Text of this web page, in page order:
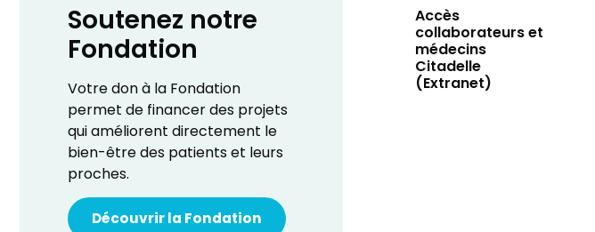
Soutenez notre
Fondation
Votre don à la Fondation
permet de financer des projets
qui améliorent directement le
bien-être des patients et leurs
proches.
Découvrir la Fondation
Accès
collaborateurs et
médecins
Citadelle
(Extranet)